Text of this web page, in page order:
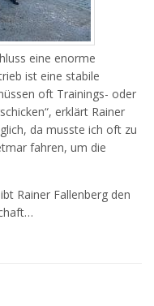
eine enorme
ist eine stabile
oft Trainings- oder
erklärt Rainer
da musste ich oft zu
fahren, um die
Rainer Fallenberg den